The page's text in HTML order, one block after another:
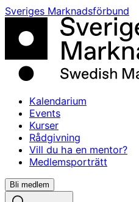
Skip
content
Sveriges Marknadsförbund
Kalendarium
Events
Kurser
Rådgivning
Vill du ha en mentor?
Medlemsporträtt
Bli medlem